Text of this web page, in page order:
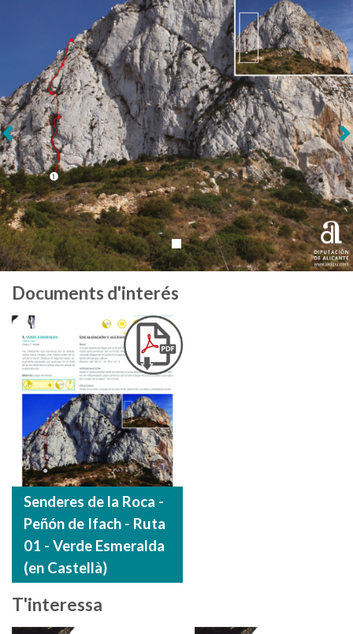
Següent
Documents d'interés
Senderes de la Roca -
Peñón de Ifach - Ruta
01 - Verde Esmeralda
(en Castellà)
T'interessa